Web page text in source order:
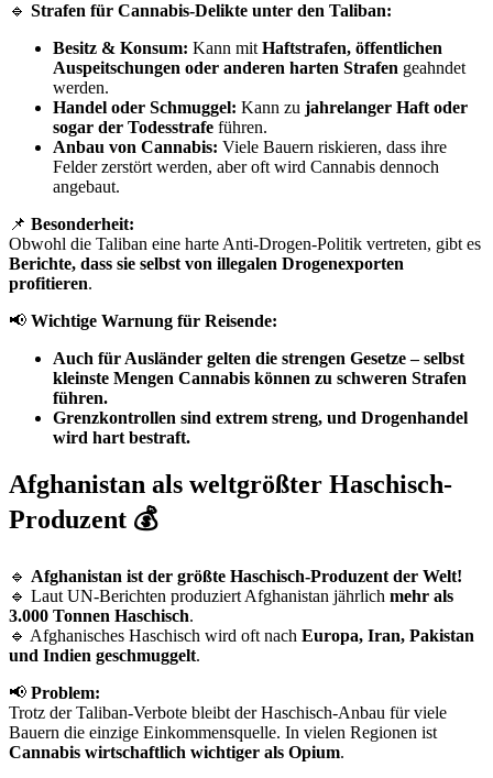
🔹 Strafen für Cannabis-Delikte unter den Taliban:
Besitz & Konsum: Kann mitHaftstrafen, öffentlichen
Auspeitschungen oder anderen harten Strafen geahndet
werden.
Handel oder Schmuggel: Kann zu jahrelanger Haft oder
sogar der Todesstrafe führen.
Anbau von Cannabis: Viele Bauern riskieren, dass ihre
Felder zerstört werden, aber oft wird Cannabis dennoch
angebaut.
📌 Besonderheit:
Obwohl die Taliban eine harte Anti-Drogen-Politik vertreten, gibt es
Berichte, dass sie selbst von illegalen Drogenexporten
profitieren.
📢 Wichtige Warnung für Reisende:
Auch für Ausländer gelten die strengen Gesetze – selbst
kleinste Mengen Cannabis können zu schweren Strafen
führen.
Grenzkontrollen sind extrem streng, und Drogenhandel
wird hart bestraft.
Afghanistan als weltgrößter Haschisch-
Produzent 💰
🔹 Afghanistan ist der größte Haschisch-Produzent der Welt!
🔹 Laut UN-Berichten produziert Afghanistan jährlich mehr als
3.000 Tonnen Haschisch.
🔹 Afghanisches Haschisch wird oft nach Europa, Iran, Pakistan
und Indien geschmuggelt.
📢 Problem:
Trotz der Taliban-Verbote bleibt der Haschisch-Anbau für viele
Bauern die einzige Einkommensquelle. In vielen Regionen ist
Cannabis wirtschaftlich wichtiger als Opium.